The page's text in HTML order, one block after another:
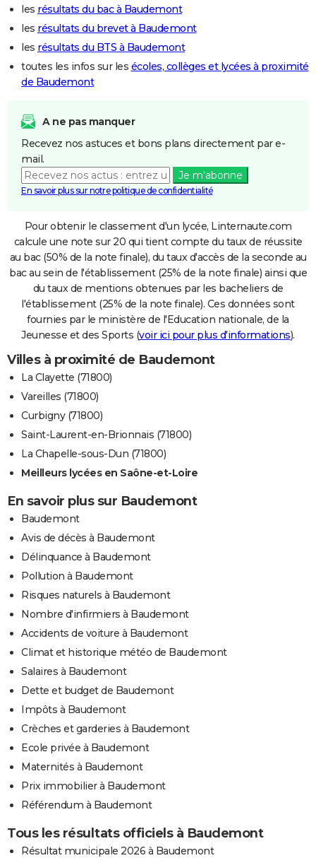
les résultats du bac à Baudemont
les résultats du brevet à Baudemont
les résultats du BTS à Baudemont
toutes les infos sur les écoles, collèges et lycées à proximité
de Baudemont
A ne pas manquer
Recevez nos astuces et bons plans directement par e-
mail.
Je m'abonne
En savoir plus sur notre politique de confidentialité
Pour obtenir le classement d'un lycée, Linternaute.com
calcule une note sur 20 qui tient compte du taux de réussite
au bac (50% de la note finale), du taux d'accès de la seconde au
bac au sein de l'établissement (25% de la note finale) ainsi que
du taux de mentions obtenues par les bacheliers de
l'établissement (25% de la note finale). Ces données sont
fournies par le ministère de l'Education nationale, de la
Jeunesse et des Sports (voir ici pour plus d'informations).
Villes à proximité de Baudemont
La Clayette (71800)
Vareilles (71800)
Curbigny (71800)
Saint-Laurent-en-Brionnais (71800)
La Chapelle-sous-Dun (71800)
Meilleurs lycées en Saône-et-Loire
En savoir plus sur Baudemont
Baudemont
Avis de décès à Baudemont
Délinquance à Baudemont
Pollution à Baudemont
Risques naturels à Baudemont
Nombre d'infirmiers à Baudemont
Accidents de voiture à Baudemont
Climat et historique météo de Baudemont
Salaires à Baudemont
Dette et budget de Baudemont
Impôts à Baudemont
Crèches et garderies à Baudemont
Ecole privée à Baudemont
Maternités à Baudemont
Prix immobilier à Baudemont
Référendum à Baudemont
Tous les résultats officiels à Baudemont
Résultat municipale 2026 à Baudemont